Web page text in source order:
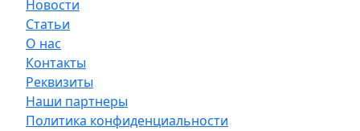
Новости
Статьи
О нас
Контакты
Реквизиты
Наши партнеры
Политика конфиденциальности